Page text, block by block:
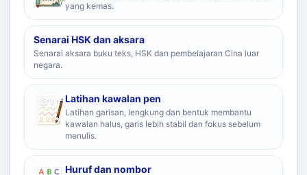
yang kemas.
Senarai HSK dan aksara
Senarai aksara buku teks, HSK dan pembelajaran Cina luar
negara.
Latihan kawalan pen
Latihan garisan, lengkung dan bentuk membantu
kawalan halus, garis lebih stabil dan fokus sebelum
menulis.
Huruf dan nombor